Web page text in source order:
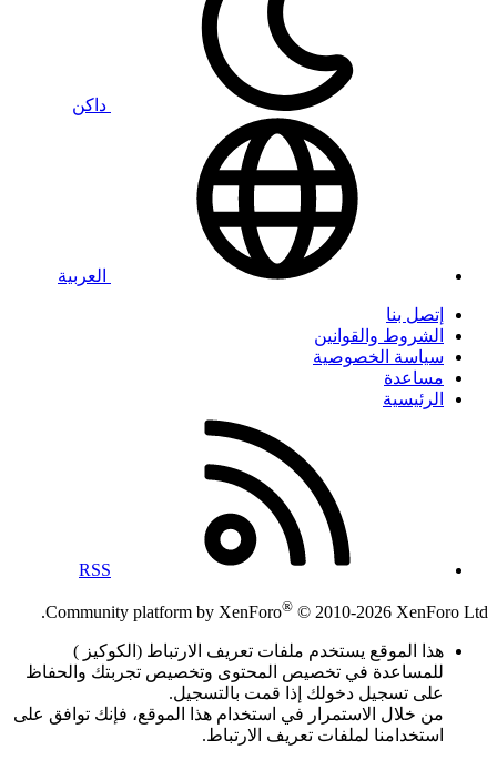
داكن
العربية
إتصل بنا
الشروط والقوانين
سياسة الخصوصية
مساعدة
الرئيسية
RSS
Community platform by XenForo® © 2010-2026 XenForo Ltd.
هذا الموقع يستخدم ملفات تعريف الارتباط (الكوكيز )
للمساعدة في تخصيص المحتوى وتخصيص تجربتك والحفاظ
على تسجيل دخولك إذا قمت بالتسجيل.
من خلال الاستمرار في استخدام هذا الموقع، فإنك توافق على
استخدامنا لملفات تعريف الارتباط.